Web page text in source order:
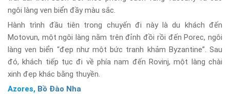
ngôi làng ven biển đầy màu sắc.
Hành trình đầu tiên trong chuyến đi này là du khách đến
Motovun, một ngôi làng nằm trên đỉnh đồi rồi đến Porec, ngôi
làng ven biển “đẹp như một bức tranh khảm Byzantine”. Sau
đó, khách tiếp tục đi về phía nam đến Rovinj, một làng chài
xinh đẹp khác bằng thuyền.
Azores, Bồ Đào Nha